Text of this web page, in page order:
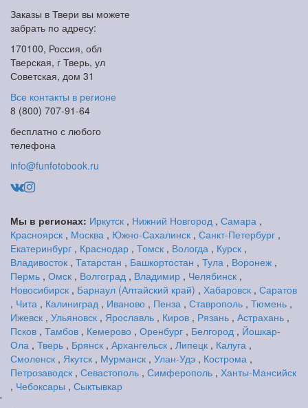
Заказы в Твери вы можете
забрать по адресу:
170100, Россия, обл
Тверская, г Тверь, ул
Советская, дом 31
Все контакты в регионе
8 (800) 707-91-64
бесплатно с любого
телефона
info@funfotobook.ru
Мы в регионах: Иркутск , Нижний Новгород , Самара ,
Красноярск , Москва , Южно-Сахалинск , Санкт-Петербург ,
Екатеринбург , Краснодар , Томск , Вологда , Курск ,
Владивосток , Татарстан , Башкортостан , Тула , Воронеж ,
Пермь , Омск , Волгоград , Владимир , Челябинск ,
Новосибирск , Барнаул (Алтайский край) , Хабаровск , Саратов
, Чита , Калиниград , Иваново , Пенза , Ставрополь , Тюмень ,
Ижевск , Ульяновск , Ярославль , Киров , Рязань , Астрахань ,
Псков , Тамбов , Кемерово , Оренбург , Белгород , Йошкар-
Ола , Тверь , Брянск , Архангельск , Липецк , Калуга ,
Смоленск , Якутск , Мурманск , Улан-Удэ , Кострома ,
Петрозаводск , Севастополь , Симферополь , Ханты-Мансийск
, Чебоксары , Сыктывкар
'